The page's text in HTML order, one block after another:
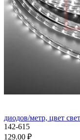
диодов/метр, цвет
142-615
129.00 ₽